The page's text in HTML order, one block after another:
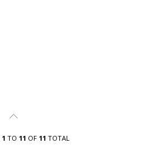
1 TO 11 OF 11 TOTAL